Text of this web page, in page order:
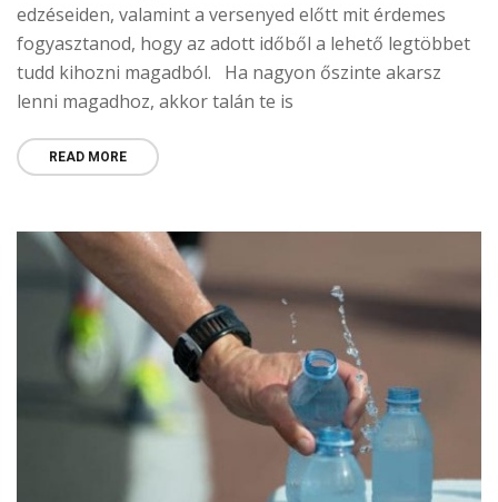
edzéseiden, valamint a versenyed előtt mit érdemes
fogyasztanod, hogy az adott időből a lehető legtöbbet
tudd kihozni magadból. Ha nagyon őszinte akarsz
lenni magadhoz, akkor talán te is
READ MORE